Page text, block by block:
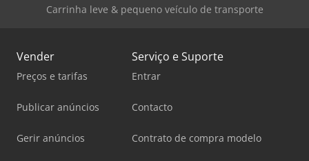
Carrinha leve & pequeno veículo de transporte
Vender
Preços e tarifas
Publicar anúncios
Gerir anúncios
Serviço e Suporte
Entrar
Contacto
Contrato de compra modelo